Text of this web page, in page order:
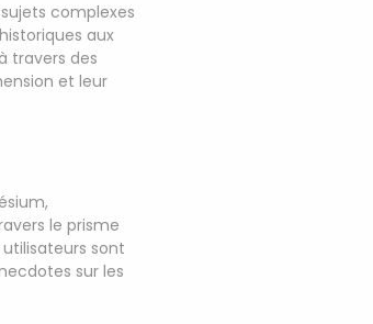
complexes
aux
travers des
et leur
le prisme
sont
sur les